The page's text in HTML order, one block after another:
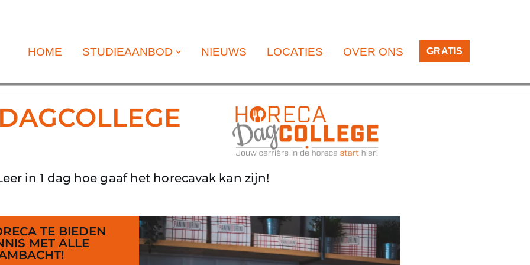
HOME STUDIEAANBOD NIEUWS LOCATIES OVER ONS GRATIS
in 1 dag hoe gaaf het horecavak kan zijn!
TE BIEDEN
MET ALLE